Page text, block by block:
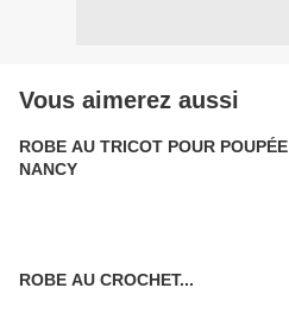
Vous aimerez aussi
ROBE AU TRICOT POUR POUPÉE
NANCY
ROBE AU CROCHET...